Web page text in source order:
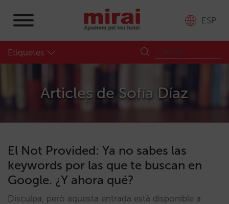
ESP
Etiquetes
Articles de Sofía Díaz
El Not Provided: Ya no sabes las
keywords por las que te buscan en
Google. ¿Y ahora qué?
Disculpa, però aquesta entrada està disponible a